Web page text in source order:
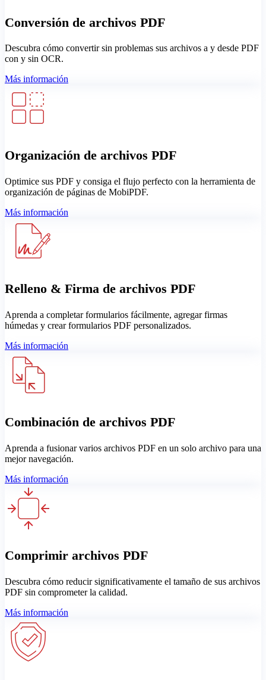
Conversión de archivos PDF
Descubra cómo convertir sin problemas sus archivos a y desde PDF
con y sin OCR.
Más información
Organización de archivos PDF
Optimice sus PDF y consiga el flujo perfecto con la herramienta de
organización de páginas de MobiPDF.
Más información
Relleno & Firma de archivos PDF
Aprenda a completar formularios fácilmente, agregar firmas
húmedas y crear formularios PDF personalizados.
Más información
Combinación de archivos PDF
Aprenda a fusionar varios archivos PDF en un solo archivo para una
mejor navegación.
Más información
Comprimir archivos PDF
Descubra cómo reducir significativamente el tamaño de sus archivos
PDF sin comprometer la calidad.
Más información